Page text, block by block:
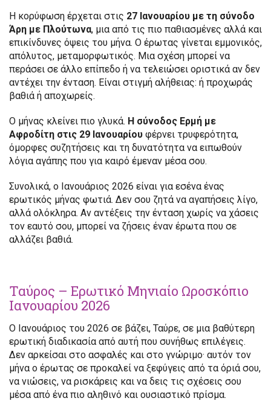
Η κορύφωση έρχεται στις 27 Ιανουαρίου με τη σύνοδο
Άρη με Πλούτωνα, μια από τις πιο παθιασμένες αλλά και
επικίνδυνες όψεις του μήνα. Ο έρωτας γίνεται εμμονικός,
απόλυτος, μεταμορφωτικός. Μια σχέση μπορεί να
περάσει σε άλλο επίπεδο ή να τελειώσει οριστικά αν δεν
αντέχει την ένταση. Είναι στιγμή αλήθειας: ή προχωράς
βαθιά ή αποχωρείς.
Ο μήνας κλείνει πιο γλυκά. Η σύνοδος Ερμή με
Αφροδίτη στις 29 Ιανουαρίου φέρνει τρυφερότητα,
όμορφες συζητήσεις και τη δυνατότητα να ειπωθούν
λόγια αγάπης που για καιρό έμεναν μέσα σου.
Συνολικά, ο Ιανουάριος 2026 είναι για εσένα ένας
ερωτικός μήνας φωτιά. Δεν σου ζητά να αγαπήσεις λίγο,
αλλά ολόκληρα. Αν αντέξεις την ένταση χωρίς να χάσεις
τον εαυτό σου, μπορεί να ζήσεις έναν έρωτα που σε
αλλάζει βαθιά.
Ταύρος – Ερωτικό Μηνιαίο Ωροσκόπιο
Ιανουαρίου 2026
Ο Ιανουάριος του 2026 σε βάζει, Ταύρε, σε μια βαθύτερη
ερωτική διαδικασία από αυτή που συνήθως επιλέγεις.
Δεν αρκείσαι στο ασφαλές και στο γνώριμο· αυτόν τον
μήνα ο έρωτας σε προκαλεί να ξεφύγεις από τα όριά σου,
να νιώσεις, να ρισκάρεις και να δεις τις σχέσεις σου
μέσα από ένα πιο αληθινό και ουσιαστικό πρίσμα.